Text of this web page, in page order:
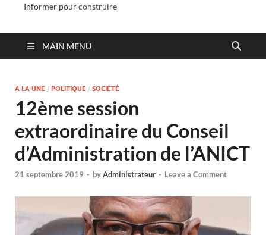
Informer pour construire
MAIN MENU
A LA UNE / POLITIQUE / SOCIÉTÉ
12ème session
extraordinaire du Conseil
d’Administration de l’ANICT
21 septembre 2019 - byAdministrateur - Leave a Comment